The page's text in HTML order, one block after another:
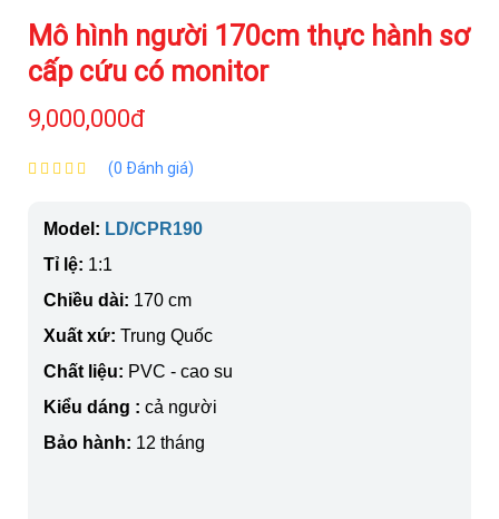
Mô hình người 170cm thực hành sơ
cấp cứu có monitor
9,000,000đ
(0 Đánh giá)
Model: LD/CPR190
Tỉ lệ: 1:1
Chiều dài: 170 cm
Xuất xứ: Trung Quốc
Chất liệu: PVC - cao su
Kiểu dáng : cả người
Bảo hành: 12 tháng